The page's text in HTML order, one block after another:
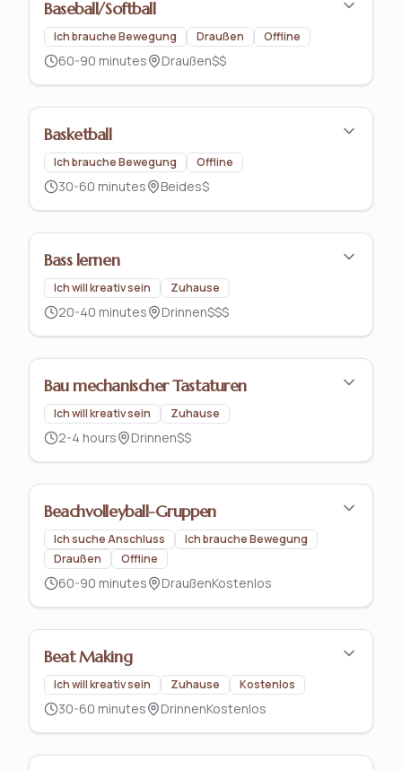
Baseball/Softball
Ich brauche Bewegung Draußen Offline
60-90 minutes Draußen$$
Basketball
Ich brauche Bewegung Offline
30-60 minutes Beides$
Bass lernen
Ich will kreativ sein Zuhause
20-40 minutes Drinnen$$$
Bau mechanischer Tastaturen
Ich will kreativ sein Zuhause
2-4 hours Drinnen$$
Beachvolleyball-Gruppen
Ich suche Anschluss
Ich brauche Bewegung
Draußen
Offline
60-90 minutes DraußenKostenlos
Beat Making
Ich will kreativ sein Zuhause Kostenlos
30-60 minutes DrinnenKostenlos